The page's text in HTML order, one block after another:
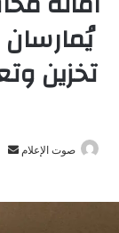
تخزين
صوت الإعلام